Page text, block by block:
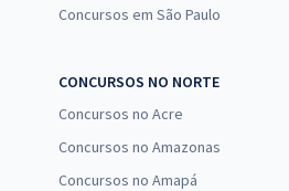
Concursos em São Paulo
CONCURSOS NO NORTE
Concursos no Acre
Concursos no Amazonas
Concursos no Amapá